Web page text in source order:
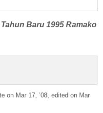
Baru 1995 Ramako
on Mar 17, ’08, edited on Mar